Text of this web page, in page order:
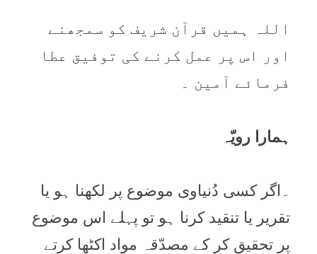
اللہ ہمیں قرآن شریف کو سمجھنے
اور اس پر عمل کرنے کی توفیق عطا
فرمائے آمین ۔
ہمارا رویّہ
۔اگر کسی دُنیاوی موضوع پر لکھنا ہو یا
تقریر یا تنقید کرنا ہو تو پہلے اس موضوع
پر تحقیق کر کے مصدّقہ مواد اکٹھا کرتے